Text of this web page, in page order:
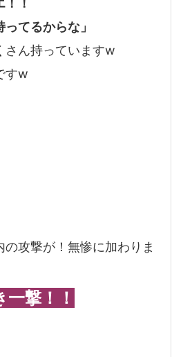
！
てるからな」
さん持っていますw
すw
攻撃が！無惨に加わりま
撃！！